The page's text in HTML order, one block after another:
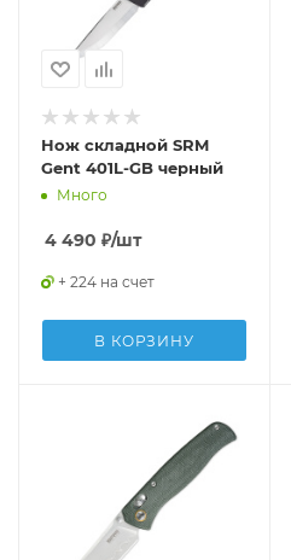
Нож складной SRM
Gent 401L-GB черный
Много
4 490 ₽/шт
+ 224 на счет
В КОРЗИНУ